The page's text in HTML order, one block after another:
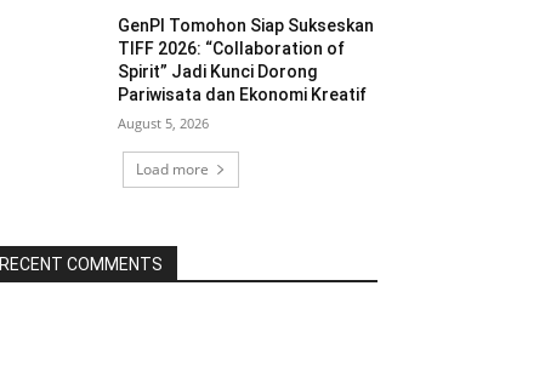
GenPI Tomohon Siap Sukseskan
TIFF 2026: “Collaboration of
Spirit” Jadi Kunci Dorong
Pariwisata dan Ekonomi Kreatif
August 5, 2026
Load more
RECENT COMMENTS